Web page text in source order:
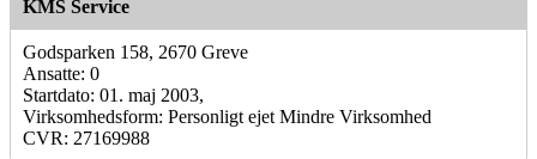
KMS Service
Godsparken 158, 2670 Greve
Ansatte: 0
Startdato: 01. maj 2003,
Virksomhedsform: Personligt ejet Mindre Virksomhed
CVR: 27169988